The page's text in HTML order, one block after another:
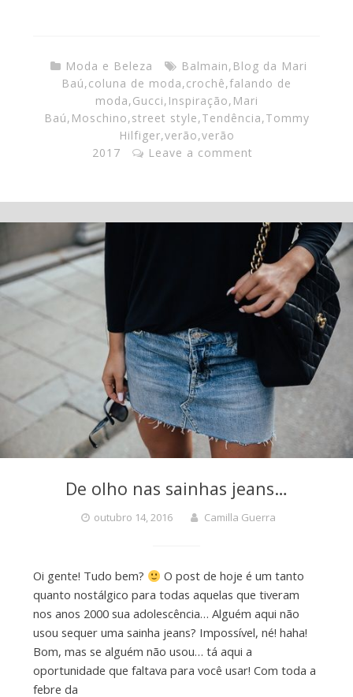
Moda e Beleza Balmain, Blog da Mari
Baú,coluna de moda,crochê,falando de
moda,Gucci, Inspiração, Mari
Baú, Moschino,street style,Tendência,Tommy
Hilfiger,verão,verão
2017
Leave a comment
De olho nas sainhas jeans…
outubro 14, 2016 Camilla Guerra
Oi gente! Tudo bem?
O post de hoje é um tanto
quanto nostálgico para todas aquelas que tiveram
nos anos 2000 sua adolescência… Alguém aqui não
usou sequer uma sainha jeans? Impossível, né! haha!
Bom, mas se alguém não usou… tá aqui a
oportunidade que faltava para você usar! Com toda a
febre da